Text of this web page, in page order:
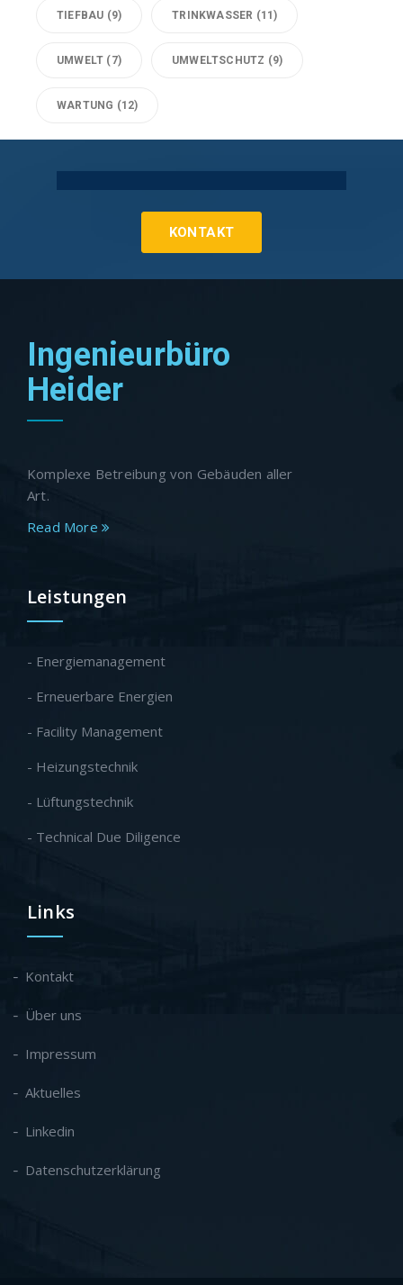
TIEFBAU (9) TRINKWASSER (11)
UMWELT (7) UMWELTSCHUTZ (9)
WARTUNG (12)
KONTAKT
Ingenieurbüro
Heider
Komplexe Betreibung von Gebäuden aller
Art.
Read More
Leistungen
- Energiemanagement
- Erneuerbare Energien
- Facility Management
- Heizungstechnik
- Lüftungstechnik
- Technical Due Diligence
Links
Kontakt
Über uns
Impressum
Aktuelles
Linkedin
Datenschutzerklärung